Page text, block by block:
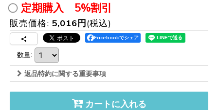
定期購入 5%割引
販売価格: 5,016円(税込)
Facebookでシェア
数量:
返品特約に関する重要事項
カートに入れる